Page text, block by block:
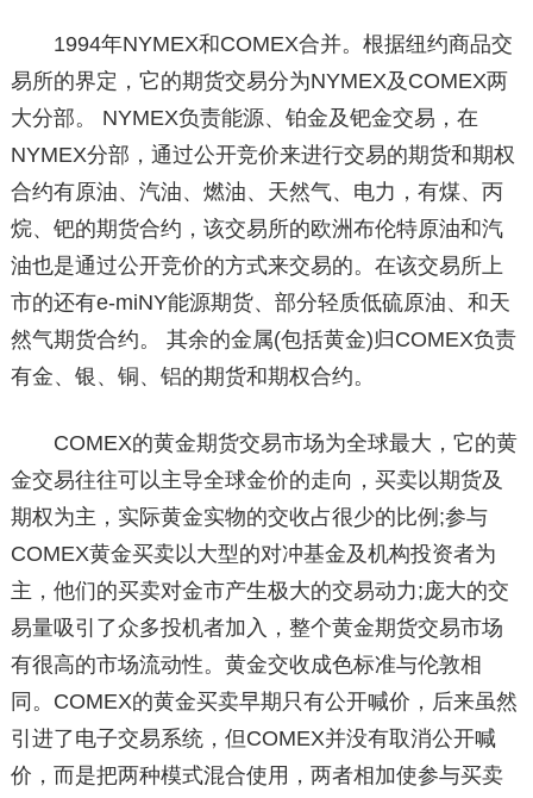
1994年NYMEX和COMEX合并。根据纽约商品交
易所的界定，它的期货交易分为NYMEX及COMEX两
大分部。 NYMEX负责能源、铂金及钯金交易，在
NYMEX分部，通过公开竞价来进行交易的期货和期权
合约有原油、汽油、燃油、天然气、电力，有煤、丙
烷、钯的期货合约，该交易所的欧洲布伦特原油和汽
油也是通过公开竞价的方式来交易的。在该交易所上
市的还有e-miNY能源期货、部分轻质低硫原油、和天
然气期货合约。 其余的金属(包括黄金)归COMEX负责
有金、银、铜、铝的期货和期权合约。
COMEX的黄金期货交易市场为全球最大，它的黄
金交易往往可以主导全球金价的走向，买卖以期货及
期权为主，实际黄金实物的交收占很少的比例;参与
COMEX黄金买卖以大型的对冲基金及机构投资者为
主，他们的买卖对金市产生极大的交易动力;庞大的交
易量吸引了众多投机者加入，整个黄金期货交易市场
有很高的市场流动性。黄金交收成色标准与伦敦相
同。COMEX的黄金买卖早期只有公开喊价，后来虽然
引进了电子交易系统，但COMEX并没有取消公开喊
价，而是把两种模式混合使用，两者相加使参与买卖